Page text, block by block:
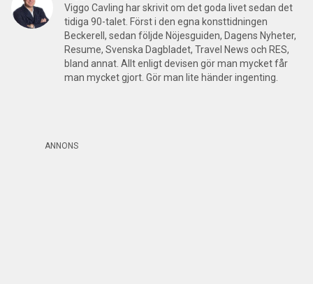
Viggo Cavling har skrivit om det goda livet sedan det
tidiga 90-talet. Först i den egna konsttidningen
Beckerell, sedan följde Nöjesguiden, Dagens Nyheter,
Resume, Svenska Dagbladet, Travel News och RES,
bland annat. Allt enligt devisen gör man mycket får
man mycket gjort. Gör man lite händer ingenting.
ANNONS